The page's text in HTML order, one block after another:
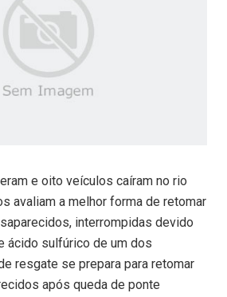
e oito veículos caíram no rio
avaliam a melhor forma de retomar
interrompidas devido
ácido sulfúrico de um dos
resgate se prepara para retomar
após queda de ponte